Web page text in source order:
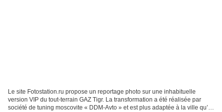
Le site Fotostation.ru propose un reportage photo sur une inhabituelle
version VIP du tout-terrain GAZ Tigr. La transformation a été réalisée par
société de tuning moscovite « DDM-Avto » et est plus adaptée à la ville qu’à